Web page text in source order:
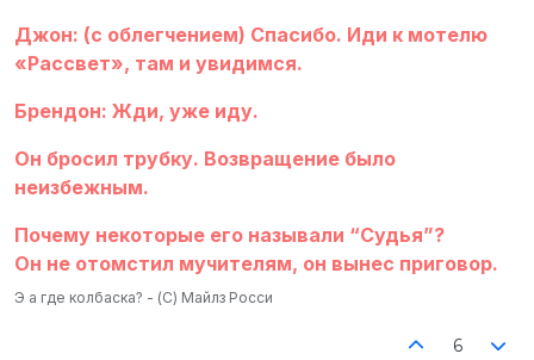
Джон: (с облегчением) Спасибо. Иди к мотелю
«Рассвет», там и увидимся.
Брендон: Жди, уже иду.
Он бросил трубку. Возвращение было
неизбежным.
Почему некоторые его называли “Судья”?
Он не отомстил мучителям, он вынес приговор.
Э а где колбаска? - (С) Майлз Росси
6